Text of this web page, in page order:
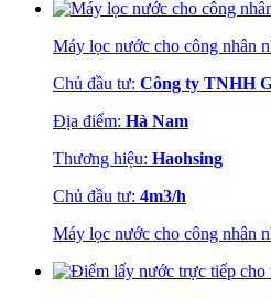
Máy lọc nước cho công nhân
Chủ đầu tư: Công ty TNHH
Địa điểm: Hà Nam
Thương hiệu: Haohsing
Chủ đầu tư: 4m3/h
Máy lọc nước cho công nhân